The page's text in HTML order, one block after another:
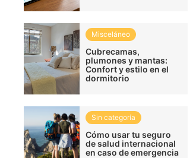
Misceláneo
Cubrecamas,
plumones y mantas:
Confort y estilo en el
dormitorio
Sin categoría
Cómo usar tu seguro
de salud internacional
en caso de emergencia